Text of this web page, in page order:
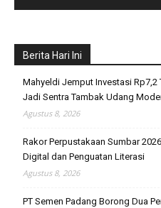
Berita Hari Ini
Mahyeldi Jemput Investasi
Jadi Sentra Tambak Udang
Agustus 8, 2026
Rakor Perpustakaan Sumbar
Digital dan Penguatan Literasi
Agustus 8, 2026
PT Semen Padang Borong Dua